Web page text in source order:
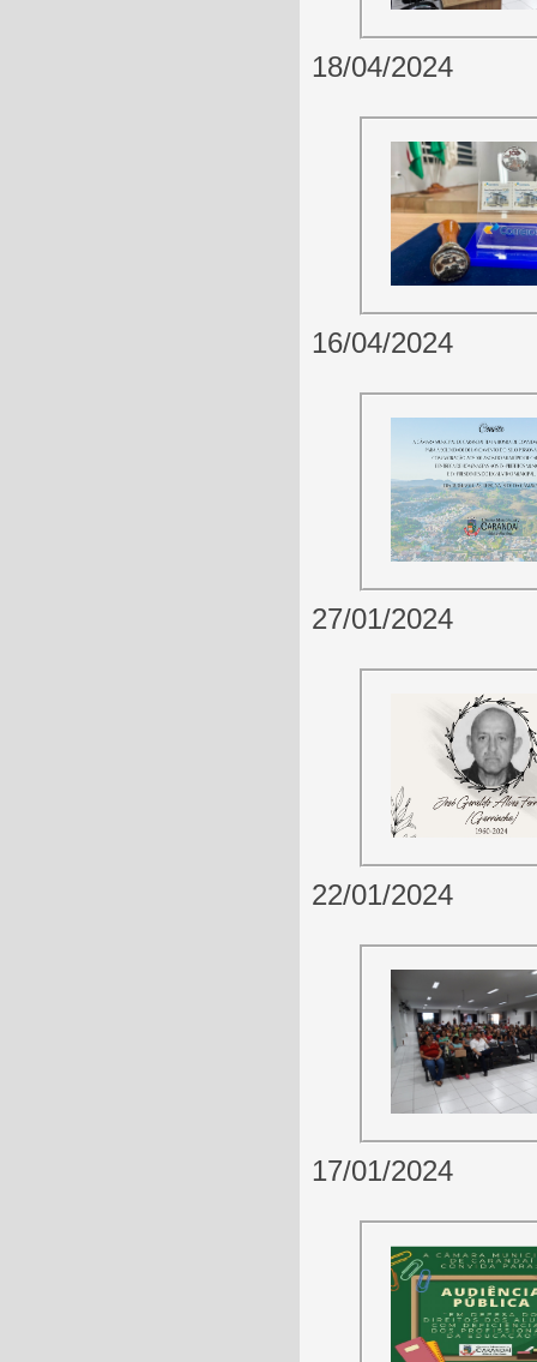
18/04/2024
16/04/2024
27/01/2024
22/01/2024
17/01/2024